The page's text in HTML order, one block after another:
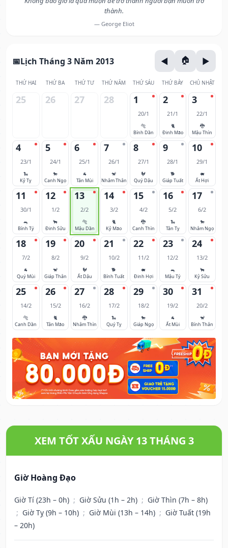
thành.
— George Eliot
Lịch Tháng 3 Năm 2013
THỨ HAI THỨ BA THỨ TƯ THỨ NĂM THỨ SÁU THỨ BẢY CHỦ NHẬT
25 26 27 28 1
20/1
🐅
Bính Dần
2
21/1
🐈
Đinh Mão
3
22/1
🐉
Mậu Thìn
4
23/1
🐍
Kỷ Tỵ
5
24/1
🐎
Canh Ngọ
6
25/1
🐐
Tân Mùi
7
26/1
🐒
Nhâm Thân
8
27/1
🐓
Quý Dậu
9
28/1
🐕
Giáp Tuất
10
29/1
🐖
Ất Hợi
11
30/1
🐀
Bính Tý
12
1/2
🐂
Đinh Sửu
13
2/2
🐅
Mậu Dần
14
3/2
🐈
Kỷ Mão
15
4/2
🐉
Canh Thìn
16
5/2
🐍
Tân Tỵ
17
6/2
🐎
Nhâm Ngọ
18
7/2
🐐
Quý Mùi
19
8/2
🐒
Giáp Thân
20
9/2
🐓
Ất Dậu
21
10/2
🐕
Bính Tuất
22
11/2
🐖
Đinh Hợi
23
12/2
🐀
Mậu Tý
24
13/2
🐂
Kỷ Sửu
25
14/2
🐅
Canh Dần
26
15/2
🐈
Tân Mão
27
16/2
🐉
Nhâm Thìn
28
17/2
🐍
Quý Tỵ
29
18/2
🐎
Giáp Ngọ
30
19/2
🐐
Ất Mùi
31
20/2
🐒
Bính Thân
XEM TỐT XẤU NGÀY 13 THÁNG 3
Giờ Hoàng Đạo
Giờ Tí (23h – 0h) ; Giờ Sửu (1h – 2h) ; Giờ Thìn (7h – 8h)
; Giờ Tỵ (9h – 10h) ; Giờ Mùi (13h – 14h) ; Giờ Tuất (19h
– 20h)